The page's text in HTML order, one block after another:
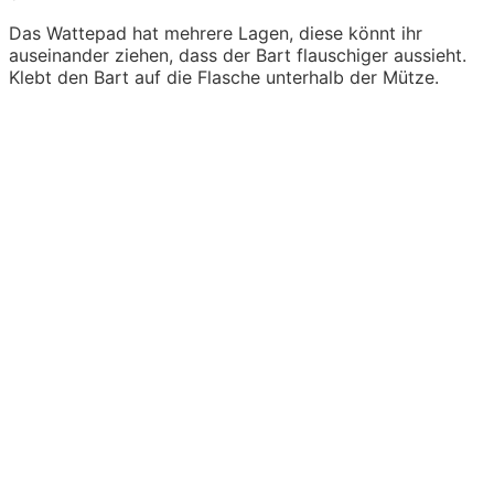
Das Wattepad hat mehrere Lagen, diese könnt ihr
auseinander ziehen, dass der Bart flauschiger aussieht.
Klebt den Bart auf die Flasche unterhalb der Mütze.